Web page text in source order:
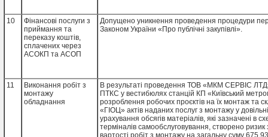
10
Фінансові послуги з
приймання та
переказу коштів,
сплачених через
АСОКП та АСОП
Допущено уникнення проведення процедури
Законом України «Про публічні закупівлі».
11
Виконання робіт з
монтажу
обладнання
В результаті проведення ТОВ «МКМ СЕРВІС
ПТКС у вестибюлях станцій КП «Київський
розроблення робочих проєктів на їх монтаж та
«ГІОЦ» актів наданих послуг з монтажу у
урахування обсягів матеріалів, які зазначені в
терміналів самообслуговування, створено
вартості робіт з монтажу на загальну суму